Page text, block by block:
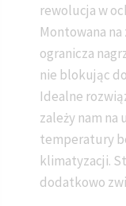
rewolucja w
Montowana
ogranicza
nie blokując
Idealne
zależy nam
temperatury
klimatyzacji.
dodatkowo